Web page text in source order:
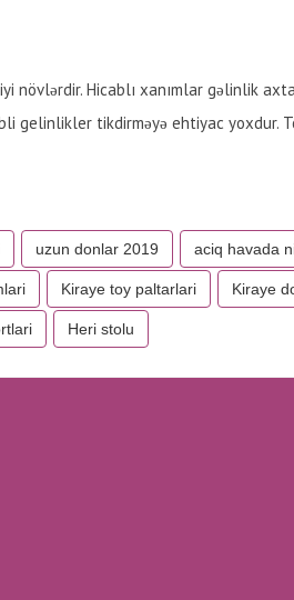
növlərdir. Hicablı xanımlar gəlinlik
gelinlikler tikdirməyə ehtiyac yoxdur.
uzun donlar 2019 aciq havada
Kiraye toy paltarlari Kiraye
Heri stolu